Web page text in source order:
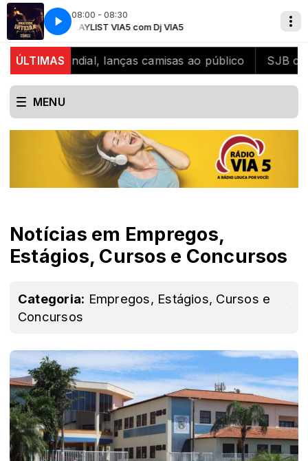
08:00 - 08:30
PLAYLIST VIA5 com Dj VIA5
Rionegro e Solimões - Uma Vida Inteira
ÚLTIMAS
mundial, lanças camisas ao público SJB celebra o
MENU
Notícias em Empregos,
Estágios, Cursos e Concursos
Categoria: Empregos, Estágios, Cursos e
Concursos